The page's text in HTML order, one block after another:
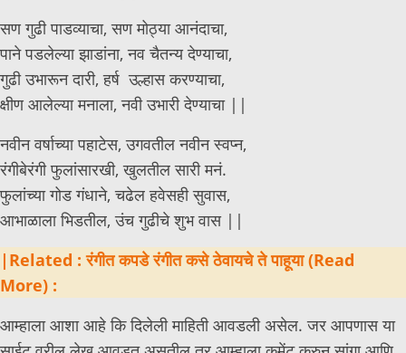
सण गुढी पाडव्याचा, सण मोठ्या आनंदाचा,
पाने पडलेल्या झाडांना, नव चैतन्य देण्याचा,
गुढी उभारून दारी, हर्ष उल्हास करण्याचा,
क्षीण आलेल्या मनाला, नवी उभारी देण्याचा ||
नवीन वर्षाच्या पहाटेस, उगवतील नवीन स्वप्न,
रंगीबेरंगी फुलांसारखी, खुलतील सारी मनं.
फुलांच्या गोड गंधाने, चढेल हवेसही सुवास,
आभाळाला भिडतील, उंच गुढीचे शुभ वास ||
|Related : रंगीत कपडे रंगीत कसे ठेवायचे ते पाहूया (Read
More) :
आम्हाला आशा आहे कि दिलेली माहिती आवडली असेल. जर आपणास या